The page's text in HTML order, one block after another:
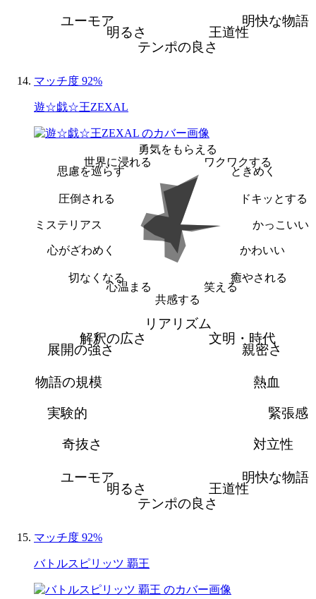
明快な物語
王道性
テンポの良さ
明るさ
ユーモア
マッチ度 92%
遊☆戯☆王ZEXAL
勇気をもらえる
ワクワクする
ときめく
ドキッとする
かっこいい
かわいい
癒やされる
笑える
共感する
心温まる
切なくなる
心がざわめく
ミステリアス
圧倒される
思慮を巡らす
世界に浸れる
リアリズム
文明・時代
親密さ
熱血
緊張感
対立性
明快な物語
王道性
テンポの良さ
明るさ
ユーモア
奇抜さ
実験的
物語の規模
展開の強さ
解釈の広さ
マッチ度 92%
バトルスピリッツ 覇王